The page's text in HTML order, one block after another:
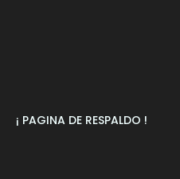
¡ PAGINA DE RESPALDO !